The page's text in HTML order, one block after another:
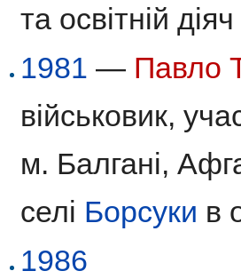
та освітній
1981 — Павло
військовик,
м. Балгані,
селі Борсуки в
1986